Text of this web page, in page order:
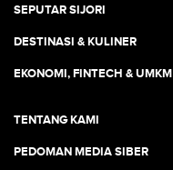
SEPUTAR SIJORI
DESTINASI & KULINER
EKONOMI, FINTECH & UMKM
TENTANG KAMI
PEDOMAN MEDIA SIBER